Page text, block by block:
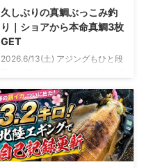
る状態のものを使います アジの
下ごしらえと盛り付け アジは三
枚におろし、腹骨と血合い骨を取
り除きます 皮を引いたら、食べ
やすい薄さのそぎ切りにします
サニーレタスを切るもしくは手で
ちぎり、水にさらしたあと、しっ
かり水 ...
久しぶりの真鯛ぶっこみ釣
り｜ショアから本命真鯛3枚
GET
2026.6/13(土) アジングもひと段
では「もう十分かな？」というタ
イミング 例年なら、この時期か
らはちょい投げでキスを狙った
り、友人の船に乗せてもらって年
に1、2回ほどバチコンを楽しんだ
りするフェーズ そんな中で、ふ